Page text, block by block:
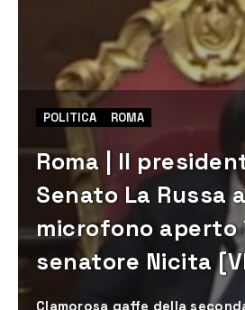
POLITICA ROMA
Roma | Il
Senato La Russa
microfono aperto
senatore Nicita
Clamorosa gaffe della